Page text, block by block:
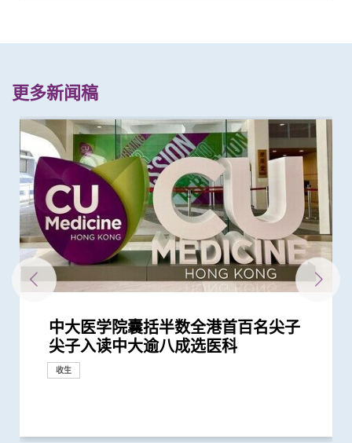
更多新闻稿
中大医学院囊括半数全港首百名尖子
尖子入读中大逾八成选医科
收生
中大医学院公布2022/23年度医学士课
程收生成绩
收生
中大医学院公布2020/21年度医学士课
程收生成绩
收生
中大医学院公布2021/22年度医学士课
程收生成绩
收生
中大医学院公布2019/20年度医学士课
程收生成绩
收生
中大医学院公布2018/19年度医学士课
程收生成绩
收生
中大医学院公布2017/18年度医学士课
程收生成绩
收生
中大取录22名学生修读亚洲首个「环球
医学领袖培训计划」
收生
中大「环球医学」连续13年全港收生之
冠 囊括12名文凭试满分考生 占学医状
元六成 中大医科续为尖子首选 文凭...
中大新设「香港中文大学凤凰奖学金」
嘉许公开试状元 鼓励学医状元走出课
堂放眼世界 装备21世纪妙手仁医
受教学理念与学习气氛吸引 七名状元
九月入读中大医学院 全港首百名读医
尖子六成选中大 文凭试考生占学额七...
中大医学院举办「环球医学领袖培训专
修组别」创立十周年大会 历届「师
友」聚首 分享成就 展望未来
中大医科生研究发现STK3激酶促进胃
癌发展 可作为独立预后指标
教育
中大医科收7科40分 延揽更多更全面
的未来医生 2019学年推「学生自主课
程」 更具弹性丰富学医经历
中大医科生研究发现本港高血压人士药
物依从性未如理想 仅五成患者血压受
控